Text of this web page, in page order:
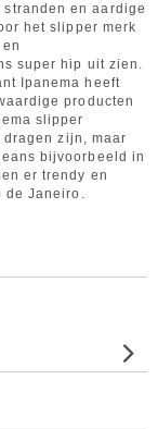
en aardige
het slipper merk
super hip uit zien.
Ipanema heeft
producten
slipper
zijn, maar
bijvoorbeeld in
er trendy en
de Janeiro.